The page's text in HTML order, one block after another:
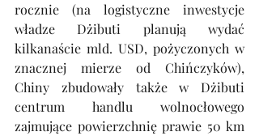
rocznie (na logistyczne inwestycje
władze Dżibuti planują wydać
kilkanaście mld. USD, pożyczonych w
znacznej mierze od Chińczyków),
Chiny zbudowały także w Dżibuti
centrum handlu wolnocłowego
zajmujące powierzchnię prawie 50 km